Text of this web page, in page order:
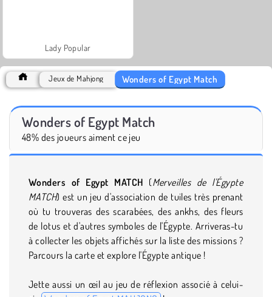
Lady Popular
Jeux de Mahjong Wonders of Egypt Match
Wonders of Egypt Match
48% des joueurs aiment ce jeu
Wonders of Egypt MATCH (Merveilles de l'Égypte
MATCH) est un jeu d'association de tuiles très prenant
où tu trouveras des scarabées, des ankhs, des fleurs
de lotus et d'autres symboles de l'Égypte. Arriveras-tu
à collecter les objets affichés sur la liste des missions ?
Parcours la carte et explore l'Égypte antique !
Jette aussi un œil au jeu de réflexion associé à celui-